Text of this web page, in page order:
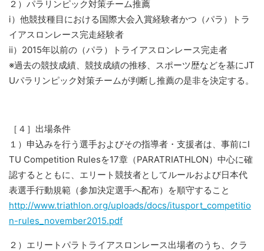
２）パラリンピック対策チーム推薦
ⅰ）他競技種目における国際大会入賞経験者かつ（パラ）トラ
イアスロンレース完走経験者
ⅱ）2015年以前の（パラ）トライアスロンレース完走者
※過去の競技成績、競技成績の推移、スポーツ歴などを基にJT
Uパラリンピック対策チームが判断し推薦の是非を決定する。
［４］出場条件
１）申込みを行う選手およびその指導者・支援者は、事前にI
TU Competition Rulesを17章（PARATRIATHLON）中心に確
認するとともに、エリート競技者としてルールおよび日本代
表選手行動規範（参加決定選手へ配布）を順守すること
http://www.triathlon.org/uploads/docs/itusport_competitio
n-rules_november2015.pdf
２）エリートパラトライアスロンレース出場者のうち、クラ